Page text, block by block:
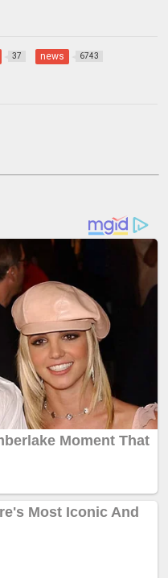
37 news 6743